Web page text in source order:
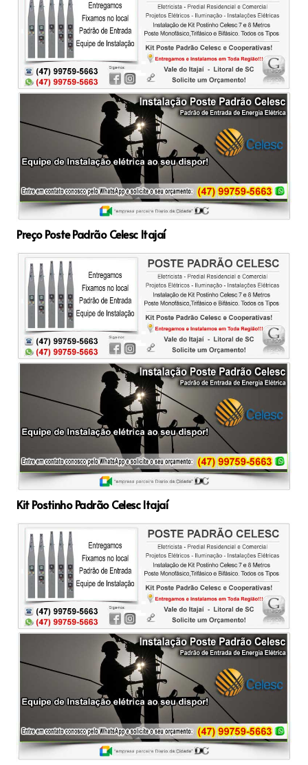
Preço Poste Padrão Celesc Itajaí
Kit Postinho Padrão Celesc Itajaí